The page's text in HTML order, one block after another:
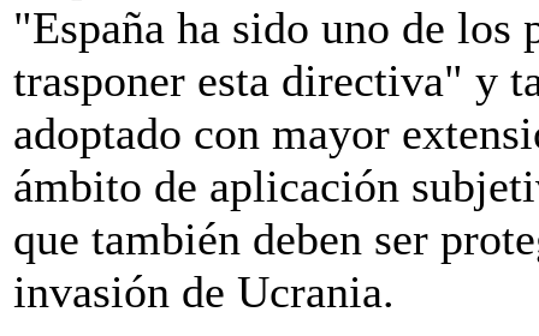
"España ha sido uno de los
trasponer esta directiva" y
adoptado con mayor
ámbito de aplicación
que también deben ser
invasión de Ucrania.